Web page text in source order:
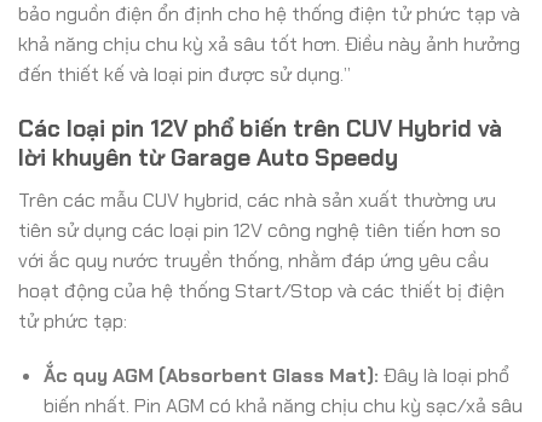
bảo nguồn điện ổn định cho hệ thống điện tử phức tạp và
khả năng chịu chu kỳ xả sâu tốt hơn. Điều này ảnh hưởng
đến thiết kế và loại pin được sử dụng.”
Các loại pin 12V phổ biến trên CUV Hybrid và
lời khuyên từ Garage Auto Speedy
Trên các mẫu CUV hybrid, các nhà sản xuất thường ưu
tiên sử dụng các loại pin 12V công nghệ tiên tiến hơn so
với ắc quy nước truyền thống, nhằm đáp ứng yêu cầu
hoạt động của hệ thống Start/Stop và các thiết bị điện
tử phức tạp:
Ắc quy AGM (Absorbent Glass Mat): Đây là loại phổ
biến nhất. Pin AGM có khả năng chịu chu kỳ sạc/xả sâu